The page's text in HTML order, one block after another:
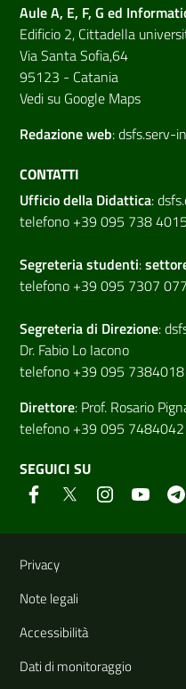
Aule A, E, F, G ed
Edificio 2, Cittadella
Via Santa Sofia,64
95123 - Catania
Vedi su Google Maps
Redazione web:dsfs.serv-
CONTATTI
Ufficio della Didattica:
telefono +39 095 738
Segreteria studenti:
telefono +39 095 7307
Segreteria di Direzione:
Dr. Fabio Lo Iacono
telefono +39 095 7384018
Direttore: Prof. Rosario
telefono +39 095 7484042
SEGUICI SU
Link e
Privacy
Note legali
Accessibilità
Dati di monitoraggio